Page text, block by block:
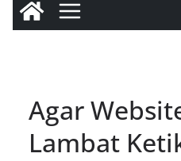
Agar
Lambat